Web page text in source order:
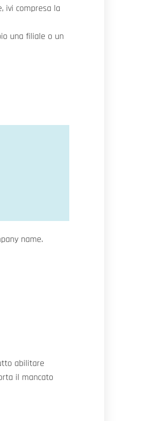
ivi compresa la
una filiale o un
name.
abilitare
il mancato